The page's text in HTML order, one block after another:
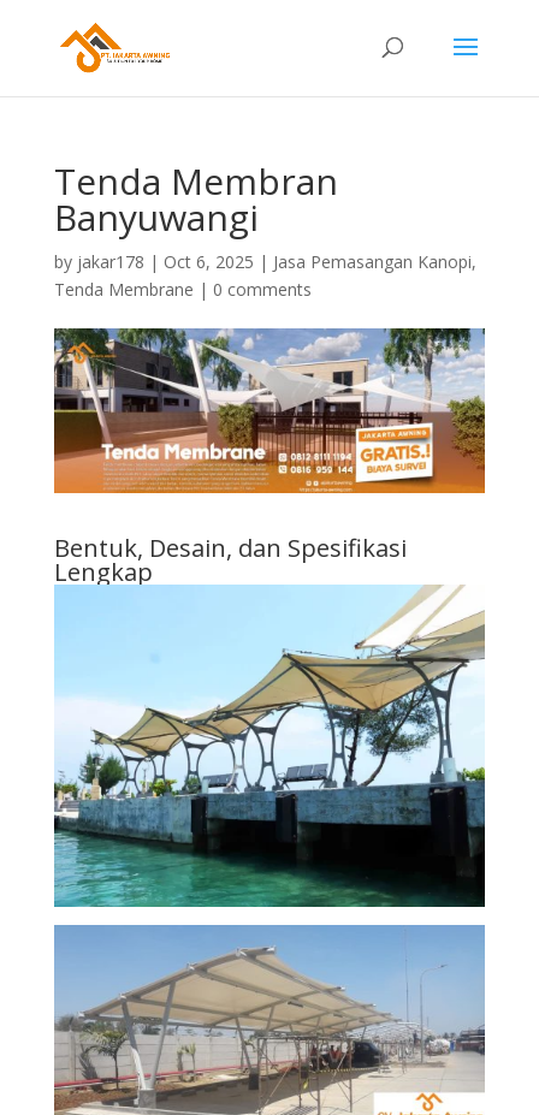
Tenda Membran
Banyuwangi
by jakar178 | Oct 6, 2025 | Jasa Pemasangan Kanopi,
Tenda Membrane | 0 comments
Bentuk, Desain, dan Spesifikasi
Lengkap